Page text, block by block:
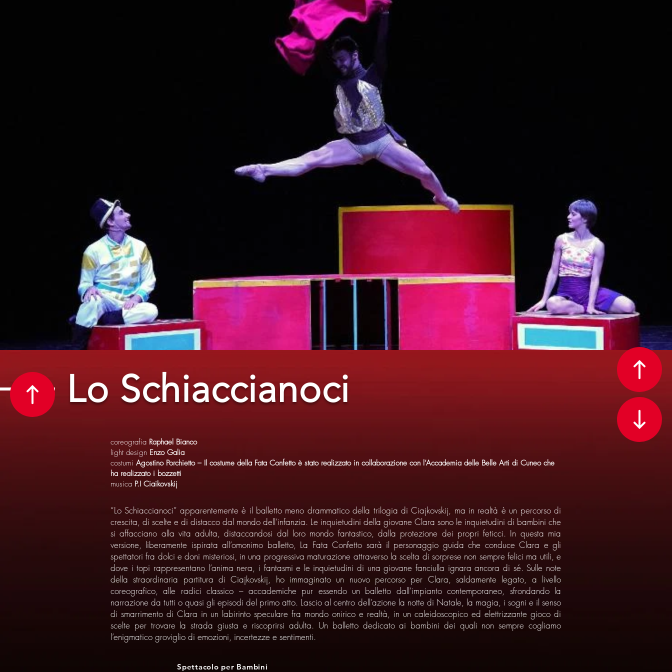
Lo Schiaccianoci
coreografia Raphael Bianco
light design Enzo Galia
costumi Agostino Porchietto – Il costume della Fata Confetto è stato realizzato in collaborazione con l’Accademia delle Belle Arti di Cuneo che
ha realizzato i bozzetti
musica P.I Ciaikovskij
“Lo Schiaccianoci” apparentemente è il balletto meno drammatico della trilogia di Ciajkovskij, ma in realtà è un percorso di
crescita, di scelte e di distacco dal mondo dell’infanzia. Le inquietudini della giovane Clara sono le inquietudini di bambini che
si affacciano alla vita adulta, distaccandosi dal loro mondo fantastico, dalla protezione dei propri feticci. In questa mia
versione, liberamente ispirata all’omonimo balletto, La Fata Confetto sarà il personaggio guida che conduce Clara e gli
spettatori fra dolci e doni misteriosi, in una progressiva maturazione attraverso la scelta di sorprese non sempre felici ma utili, e
dove i topi rappresentano l’anima nera, i fantasmi e le inquietudini di una giovane fanciulla ignara ancora di sé. Sulle note
della straordinaria partitura di Ciajkovskij, ho immaginato un nuovo percorso per Clara, saldamente legato, a livello
coreografico, alle radici classico – accademiche pur essendo un balletto dall’impianto contemporaneo, sfrondando la
narrazione da tutti o quasi gli episodi del primo atto. Lascio al centro dell’azione la notte di Natale, la magia, i sogni e il senso
di smarrimento di Clara in un labirinto speculare fra mondo onirico e realtà, in un caleidoscopico ed elettrizzante gioco di
scelte per trovare la strada giusta e riscoprirsi adulta. Un balletto dedicato ai bambini dei quali non sempre cogliamo
l’enigmatico groviglio di emozioni, incertezze e sentimenti.
Spettacolo per Bambini